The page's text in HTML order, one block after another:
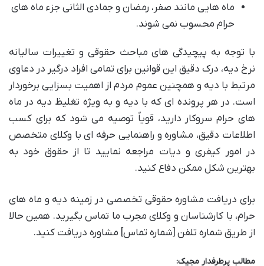
ماه هایی مانند صفر، رمضان و جمادی الثانی جزء ماه های
حرام محسوب نمی شوند.
با توجه به پیچیدگی های مباحث حقوقی و تغییرات سالیانه
نرخ دیه، درک دقیق این قوانین برای تمامی افراد درگیر در دعاوی
مرتبط با دیه و همچنین عموم مردم از اهمیت بسزایی برخوردار
است. در هر پرونده ای که با دیه و به ویژه تغلیظ دیه در ماه
های حرام سروکار دارید، قویاً توصیه می شود که برای کسب
اطلاعات دقیق، مشاوره و راهنمایی حرفه ای با وکلای متخصص
در امور کیفری و دیات مراجعه نمایید تا از حقوق خود به
بهترین شکل ممکن دفاع کنید.
برای دریافت مشاوره حقوقی تخصصی در زمینه دیه و ماه های
حرام، با کارشناسان و وکلای مجرب ما تماس بگیرید. همین حالا
از طریق شماره تلفن [شماره تماس] مشاوره دریافت کنید.
مطالب پرطرفدار مجیک: